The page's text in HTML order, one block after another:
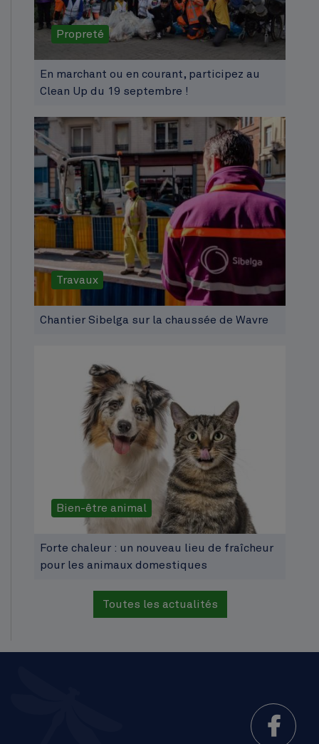
Propreté
En marchant ou en courant, participez au
Clean Up du 19 septembre !
Travaux
Chantier Sibelga sur la chaussée de Wavre
Bien-être animal
Forte chaleur : un nouveau lieu de fraîcheur
pour les animaux domestiques
Toutes les actualités